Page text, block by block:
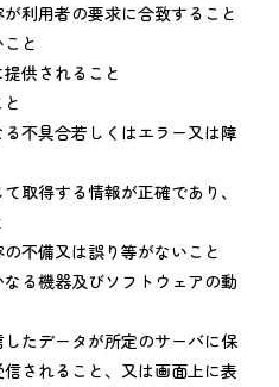
利用者の要求に合致すること
と
供されること
不具合若しくはエラー又は障
取得する情報が正確であり、
不備又は誤り等がないこと
る機器及びソフトウェアの動
たデータが所定のサーバに保
されること、又は画面上に表